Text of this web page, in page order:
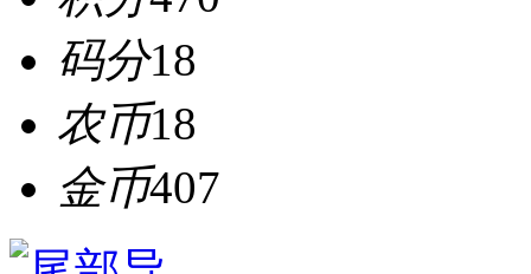
码分18
农币18
金币407